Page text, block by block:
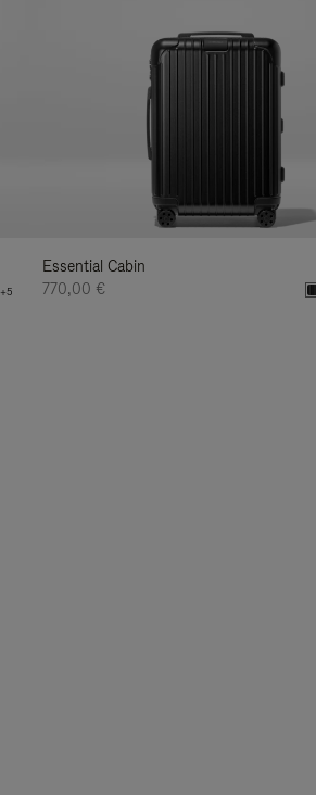
+5
Essential Cabin
770,00 €